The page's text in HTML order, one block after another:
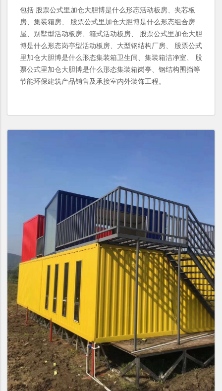
包括 股票公式里加仓大胆博是什么形态活动板房、夹芯板
房、集装箱房、 股票公式里加仓大胆博是什么形态组合房
屋、别墅型活动板房、箱式活动板房、 股票公式里加仓大胆
博是什么形态岗亭型活动板房、大型钢结构厂房、 股票公式
里加仓大胆博是什么形态集装箱卫生间、集装箱洁净室、 股
票公式里加仓大胆博是什么形态集装箱岗亭、钢结构围挡等
节能环保建筑产品销售及承接室内外装饰工程。